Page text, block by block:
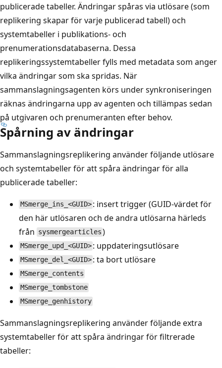
publicerade tabeller. Ändringar spåras via utlösare (som
replikering skapar för varje publicerad tabell) och
systemtabeller i publikations- och
prenumerationsdatabaserna. Dessa
replikeringssystemtabeller fylls med metadata som anger
vilka ändringar som ska spridas. När
sammanslagningsagenten körs under synkroniseringen
räknas ändringarna upp av agenten och tillämpas sedan
på utgivaren och prenumeranten efter behov.
Spårning av ändringar
Sammanslagningsreplikering använder följande utlösare
och systemtabeller för att spåra ändringar för alla
publicerade tabeller:
MSmerge_ins_<GUID> : insert trigger (GUID-värdet för
den här utlösaren och de andra utlösarna härleds
från sysmergearticles )
MSmerge_upd_<GUID> : uppdateringsutlösare
MSmerge_del_<GUID> : ta bort utlösare
MSmerge_contents
MSmerge_tombstone
MSmerge_genhistory
Sammanslagningsreplikering använder följande extra
systemtabeller för att spåra ändringar för filtrerade
tabeller: